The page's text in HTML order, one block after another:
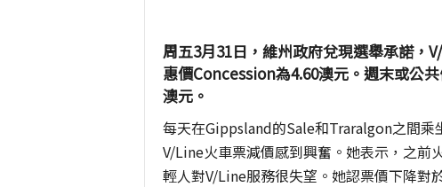
周五3月31日，維州政府兌現選舉承諾，
惠價Concession為4.60澳元。週末或公
澳元。
每天在Gippsland的Sale和Traralgon之間
V/Line火車票減價感到興奮。她表示，之前
輕人對V/Line服務很失望。她認票價下降對